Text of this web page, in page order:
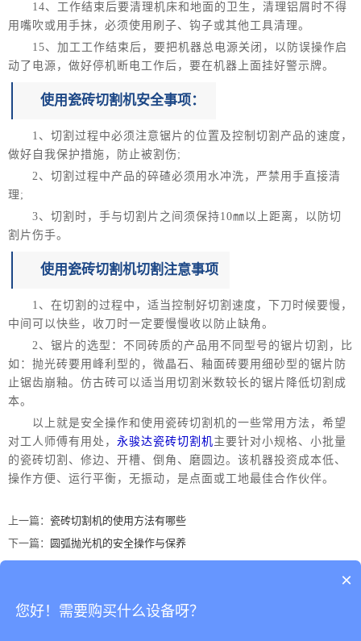
14、工作结束后要清理机床和地面的卫生，清理铝屑时不得
用嘴吹或用手抹，必须使用刷子、钩子或其他工具清理。
15、加工工作结束后，要把机器总电源关闭，以防误操作启
动了电源，做好停机断电工作后，要在机器上面挂好警示牌。
使用瓷砖切割机安全事项：
1、切割过程中必须注意锯片的位置及控制切割产品的速度，
做好自我保护措施，防止被割伤;
2、切割过程中产品的碎碴必须用水冲洗，严禁用手直接清
理;
3、切割时，手与切割片之间须保持10㎜以上距离，以防切
割片伤手。
使用瓷砖切割机切割注意事项
1、在切割的过程中，适当控制好切割速度，下刀时候要慢，
中间可以快些，收刀时一定要慢慢收以防止缺角。
2、锯片的选型：不同砖质的产品用不同型号的锯片切割，比
如：抛光砖要用峰利型的，微晶石、釉面砖要用细砂型的锯片防
止锯齿崩釉。仿古砖可以适当用切割米数较长的锯片降低切割成
本。
以上就是安全操作和使用瓷砖切割机的一些常用方法，希望
对工人师傅有用处， 永骏达瓷砖切割机主要针对小规格、小批量
的瓷砖切割、修边、开槽、倒角、磨圆边。该机器投资成本低、
操作方便、运行平衡，无振动，是点面或工地最佳合作伙伴。
上一篇： 瓷砖切割机的使用方法有哪些
下一篇：
圆弧抛光机的安全操作与保养
佛山市南海达骏永陶瓷机械有限公司 版权所有
×
您好！需要购买什么设备呀？